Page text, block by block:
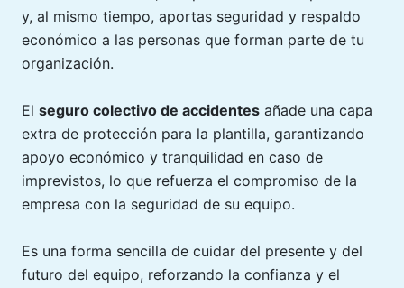
y, al mismo tiempo, aportas seguridad y respaldo
económico a las personas que forman parte de tu
organización.
El seguro colectivo de accidentes añade una capa
extra de protección para la plantilla, garantizando
apoyo económico y tranquilidad en caso de
imprevistos, lo que refuerza el compromiso de la
empresa con la seguridad de su equipo.
Es una forma sencilla de cuidar del presente y del
futuro del equipo, reforzando la confianza y el